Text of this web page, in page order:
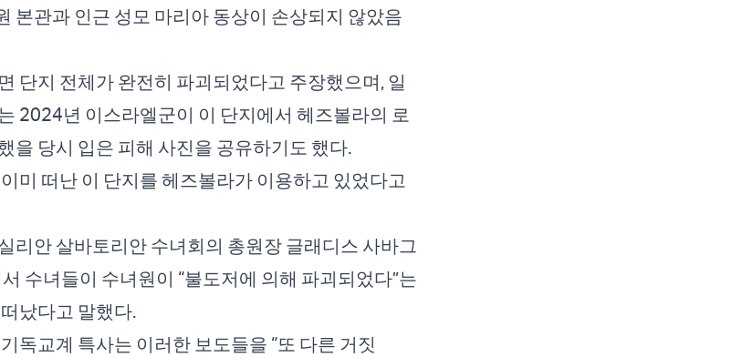
본관과 인근 성모 마리아 동상이 손상되지 않았음
단지 전체가 완전히 파괴되었다고 주장했으며, 일
2024년 이스라엘군이 이 단지에서 헤즈볼라의 로
을 당시 입은 피해 사진을 공유하기도 했다.
미 떠난 이 단지를 헤즈볼라가 이용하고 있었다고
리안 살바토리안 수녀회의 총원장 글래디스 사바그
수녀들이 수녀원이 “불도저에 의해 파괴되었다”는
났다고 말했다.
독교계 특사는 이러한 보도들을 “또 다른 거짓